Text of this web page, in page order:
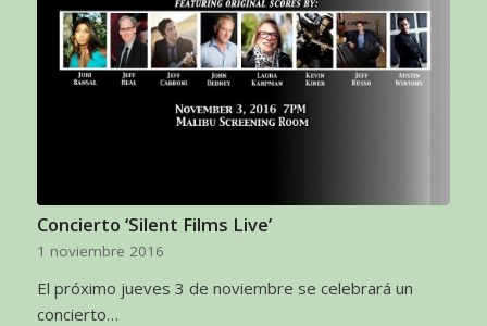
Concierto ‘Silent Films Live’
1 noviembre 2016
El próximo jueves 3 de noviembre se celebrará un
concierto…